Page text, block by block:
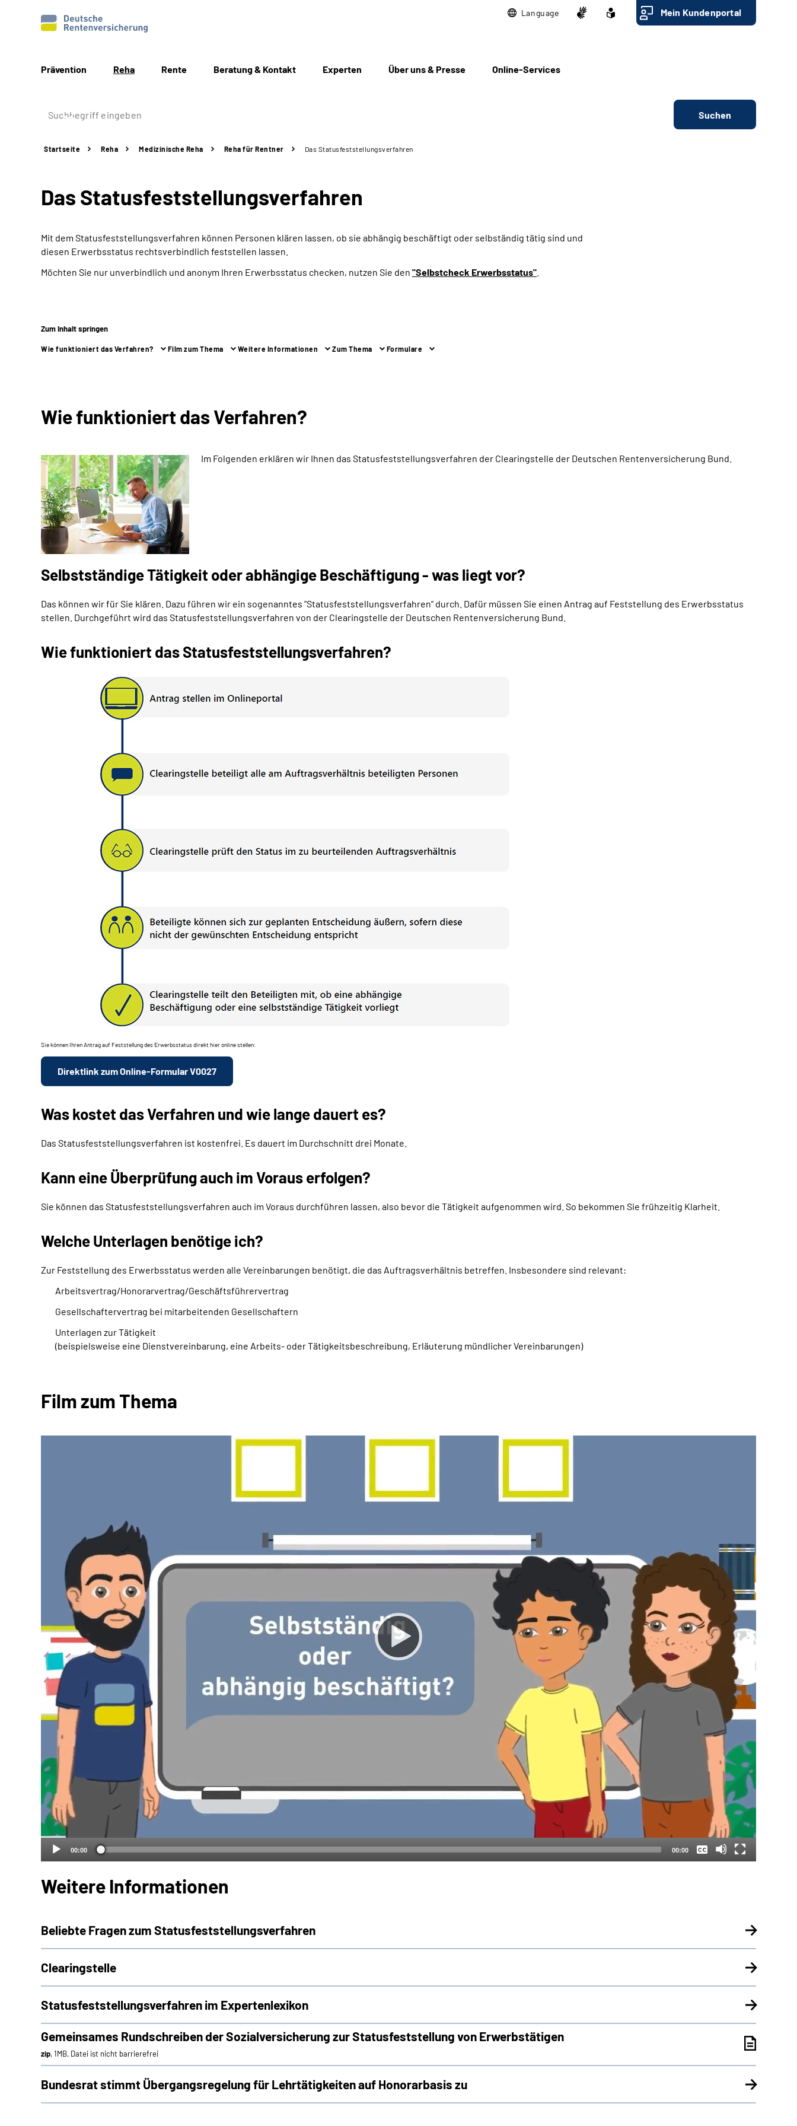
Language Mein Kundenportal
Prävention Reha Rente Beratung & Kontakt Experten Über uns & Presse Online-Services
Suchen
Startseite Reha Medizinische Reha Reha für Rentner Das Statusfeststellungs­verfahren
Das Statusfeststellungs­verfahren
Mit dem Statusfeststellungsverfahren können Personen klären lassen, ob sie abhängig beschäftigt oder selbständig tätig sind und
diesen Erwerbsstatus rechtsverbindlich feststellen lassen.
Möchten Sie nur unverbindlich und anonym Ihren Erwerbsstatus checken, nutzen Sie den "Selbstcheck Erwerbsstatus"
Zum Inhalt springen
Wie funktioniert das Verfahren? Film zum Thema Weitere Informationen Zum Thema Formulare
Wie funktioniert das Verfahren?
Im Folgenden erklären wir Ihnen das Statusfeststellungsverfahren der Clearingstelle der Deutschen Rentenversicherung Bund.
Selbstständige Tätigkeit oder abhängige Beschäftigung - was liegt vor?
Das können wir für Sie klären. Dazu führen wir ein sogenanntes "Statusfeststellungsverfahren" durch. Dafür müssen Sie einen Antrag auf Feststellung des Erwerbsstatus
stellen. Durchgeführt wird das Statusfeststellungsverfahren von der Clearingstelle der Deutschen Rentenversicherung Bund.
Wie funktioniert das Statusfeststellungsverfahren?
Sie können Ihren Antrag auf Feststellung des Erwerbsstatus direkt hier online stellen:
Direktlink zum Online-Formular V0027
Was kostet das Verfahren und wie lange dauert es?
Das Statusfeststellungsverfahren ist kostenfrei. Es dauert im Durchschnitt drei Monate.
Kann eine Überprüfung auch im Voraus erfolgen?
Sie können das Statusfeststellungsverfahren auch im Voraus durchführen lassen, also bevor die Tätigkeit aufgenommen wird. So bekommen Sie frühzeitig Klarheit.
Welche Unterlagen benötige ich?
Zur Feststellung des Erwerbsstatus werden alle Vereinbarungen benötigt, die das Auftragsverhältnis betreffen. Insbesondere sind relevant:
Arbeitsvertrag/Honorarvertrag/Geschäftsführervertrag
Gesellschaftervertrag bei mitarbeitenden Gesellschaftern
Unterlagen zur Tätigkeit
(beispielsweise eine Dienstvereinbarung, eine Arbeits- oder Tätigkeitsbeschreibung, Erläuterung mündlicher Vereinbarungen)
Film zum Thema
00:00 00:00
Keine
Deutsch
Weitere Informationen
Beliebte Fragen zum Statusfeststellungsverfahren
Clearingstelle
Statusfeststellungsverfahren im Expertenlexikon
Gemeinsames Rundschreiben der Sozialversicherung zur Statusfeststellung von Erwerbstätigen
zip, 1MB, Datei ist nicht barrierefrei
Bundesrat stimmt Übergangsregelung für Lehrtätigkeiten auf Honorarbasis zu